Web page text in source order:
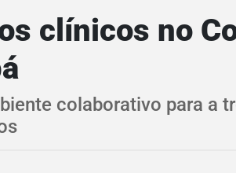
clínicos no
colaborativo para a